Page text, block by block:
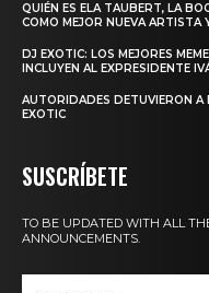
QUIÉN ES ELA TAUBERT, LA
COMO MEJOR NUEVA ARTISTA
DJ EXOTIC: LOS MEJORES
INCLUYEN AL EXPRESIDENTE
AUTORIDADES DETUVIERON A
EXOTIC
SUSCRÍBETE
TO BE UPDATED WITH ALL
ANNOUNCEMENTS.